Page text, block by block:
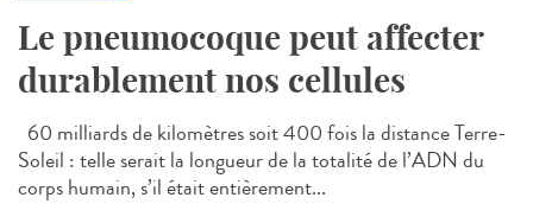
Le pneumocoque peut affecter
durablement nos cellules
60 milliards de kilomètres soit 400 fois la distance Terre-
Soleil : telle serait la longueur de la totalité de l’ADN du
corps humain, s’il était entièrement...